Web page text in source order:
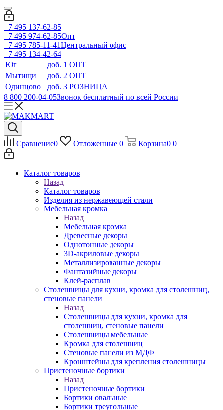
+7 495 137-62-85
+7 495 974-62-85Опт
+7 495 785-11-41Центральный офис
+7 495 134-42-64
Юг
доб. 1 ОПТ
Мытищи
доб. 2 ОПТ
Одинцово
доб. 3 РОЗНИЦА
8 800 200-04-05Звонок бесплатный по всей России
Сравнение0 Отложенные 0 Корзина0 0
Каталог товаров
Назад
Каталог товаров
Изделия из нержавеющей стали
Мебельная кромка
Назад
Мебельная кромка
Древесные декоры
Однотонные декоры
3D-акриловые декоры
Металлизированные декоры
Фантазийные декоры
Клей-расплав
Столешницы для кухни, кромка для столешниц,
стеновые панели
Назад
Столешницы для кухни, кромка для
столешниц, стеновые панели
Столешницы мебельные
Кромка для столешниц
Стеновые панели из МДФ
Кронштейны для крепления столешницы
Пристеночные бортики
Назад
Пристеночные бортики
Бортики овальные
Бортики треугольные